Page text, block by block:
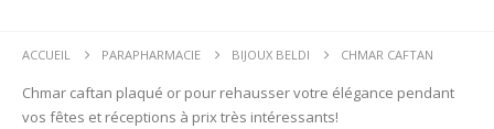
ACCUEIL PARAPHARMACIE BIJOUX BELDI CHMAR CAFTAN
Chmar caftan plaqué or pour rehausser votre élégance pendant
vos fêtes et réceptions à prix très intéressants!